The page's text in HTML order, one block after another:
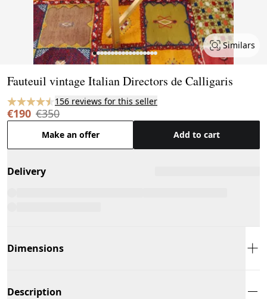
Similars
Fauteuil vintage Italian Directors de Calligaris
156 reviews for this seller
€190 €350
Make an offer Add to cart
Delivery
Dimensions
Description